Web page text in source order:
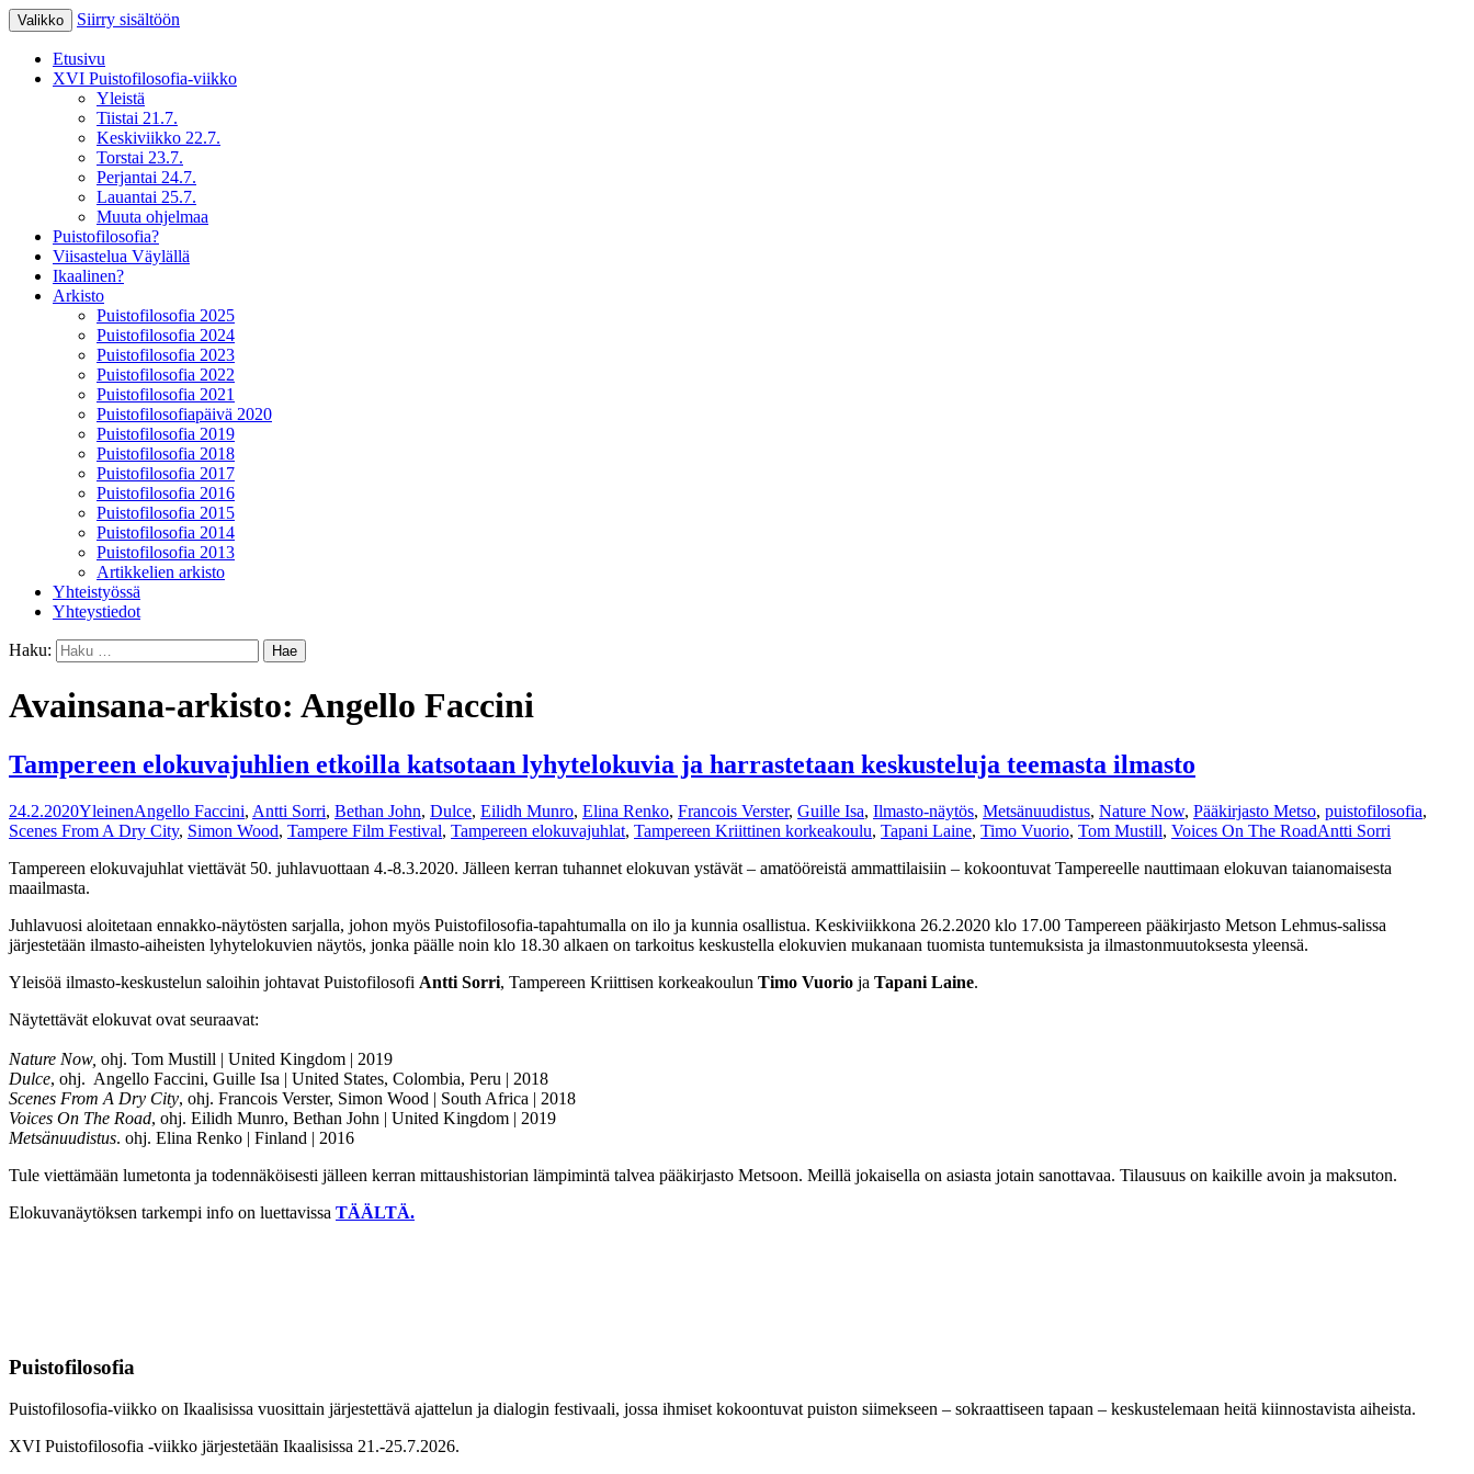
Puistofilosofia
Valikko Siirry sisältöön
Etusivu
XVI Puistofilosofia-viikko
Yleistä
Tiistai 21.7.
Keskiviikko 22.7.
Torstai 23.7.
Perjantai 24.7.
Lauantai 25.7.
Muuta ohjelmaa
Puistofilosofia?
Viisastelua Väylällä
Ikaalinen?
Arkisto
Puistofilosofia 2025
Puistofilosofia 2024
Puistofilosofia 2023
Puistofilosofia 2022
Puistofilosofia 2021
Puistofilosofiapäivä 2020
Puistofilosofia 2019
Puistofilosofia 2018
Puistofilosofia 2017
Puistofilosofia 2016
Puistofilosofia 2015
Puistofilosofia 2014
Puistofilosofia 2013
Artikkelien arkisto
Yhteistyössä
Yhteystiedot
Haku:
Avainsana-arkisto: Angello Faccini
Tampereen elokuvajuhlien etkoilla katsotaan lyhytelokuvia ja harrastetaan keskusteluja teemasta ilmasto
24.2.2020YleinenAngello Faccini, Antti Sorri, Bethan John, Dulce, Eilidh Munro, Elina Renko, Francois Verster, Guille Isa, Ilmasto-näytös, Metsänuudistus, Nature Now, Pääkirjasto Metso, puistofilosofia,
Scenes From A Dry City, Simon Wood, Tampere Film Festival, Tampereen elokuvajuhlat, Tampereen Kriittinen korkeakoulu, Tapani Laine, Timo Vuorio, Tom Mustill, Voices On The RoadAntti Sorri
Tampereen elokuvajuhlat viettävät 50. juhlavuottaan 4.-8.3.2020. Jälleen kerran tuhannet elokuvan ystävät – amatööreistä ammattilaisiin – kokoontuvat Tampereelle nauttimaan elokuvan taianomaisesta
maailmasta.
Juhlavuosi aloitetaan ennakko-näytösten sarjalla, johon myös Puistofilosofia-tapahtumalla on ilo ja kunnia osallistua. Keskiviikkona 26.2.2020 klo 17.00 Tampereen pääkirjasto Metson Lehmus-salissa
järjestetään ilmasto-aiheisten lyhytelokuvien näytös, jonka päälle noin klo 18.30 alkaen on tarkoitus keskustella elokuvien mukanaan tuomista tuntemuksista ja ilmastonmuutoksesta yleensä.
Yleisöä ilmasto-keskustelun saloihin johtavat Puistofilosofi Antti Sorri, Tampereen Kriittisen korkeakoulun Timo Vuorio ja Tapani Laine.
Näytettävät elokuvat ovat seuraavat:
Nature Now, ohj. Tom Mustill | United Kingdom | 2019
Dulce, ohj. Angello Faccini, Guille Isa | United States, Colombia, Peru | 2018
Scenes From A Dry City, ohj. Francois Verster, Simon Wood | South Africa | 2018
Voices On The Road, ohj. Eilidh Munro, Bethan John | United Kingdom | 2019
Metsänuudistus. ohj. Elina Renko | Finland | 2016
Tule viettämään lumetonta ja todennäköisesti jälleen kerran mittaushistorian lämpimintä talvea pääkirjasto Metsoon. Meillä jokaisella on asiasta jotain sanottavaa. Tilausuus on kaikille avoin ja maksuton.
Elokuvanäytöksen tarkempi info on luettavissa TÄÄLTÄ.
Puistofilosofia
Puistofilosofia-viikko on Ikaalisissa vuosittain järjestettävä ajattelun ja dialogin festivaali, jossa ihmiset kokoontuvat puiston siimekseen – sokraattiseen tapaan – keskustelemaan heitä kiinnostavista aiheista.
XVI Puistofilosofia -viikko järjestetään Ikaalisissa 21.-25.7.2026.